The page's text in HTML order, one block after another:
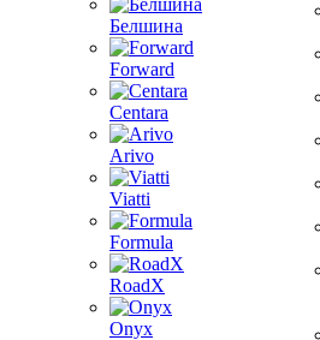
Белшина
Forward
Centara
Arivo
Viatti
Formula
RoadX
Onyx